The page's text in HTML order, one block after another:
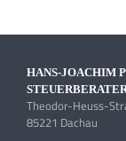
HANS-JOACHIM
Theodor-Heuss-
85221 Dachau